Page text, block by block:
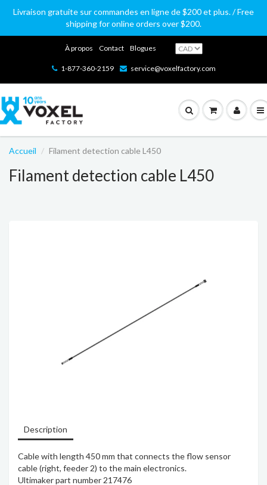
Livraison gratuite sur commandes en ligne de $200 et plus. / Free
shipping for online orders over $200.
À propos Contact Blogues
1-877-360-2159 service@voxelfactory.com
Accueil Filament detection cable L450
Filament detection cable L450
Description
Cable with length 450 mm that connects the flow sensor
cable (right, feeder 2) to the main electronics.
Ultimaker part number 217476